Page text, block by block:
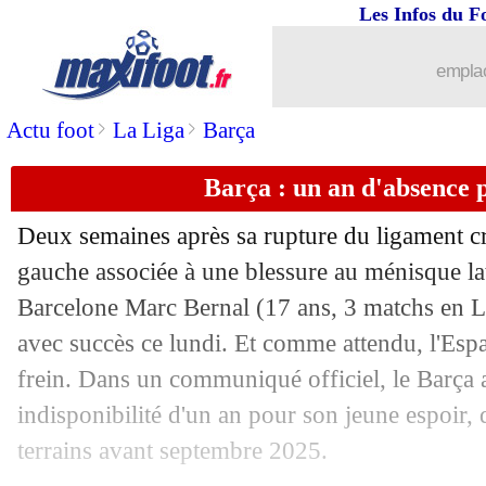
Actu foot> La Liga> Barça
Les Infos du
Barça : un an d'absence
Deux semaines après sa rupture du ligament
gauche associée à une blessure au ménisque
Barcelone Marc Bernal (17 ans, 3 matchs en
avec succès ce lundi. Et comme attendu,
frein. Dans un communiqué officiel, le Barça
indisponibilité d'un an pour son jeune espoir,
terrains avant septembre 2025.
: le Groupama Stadium ne sera
09/09 PSG: Tenas ne voulait que le Barça...
09/09 OM: Garcia, un départ toujours
: Maresca ravi de l'arrivée de
09/09 : le Barça surveille Mingueza
09/09 Croatie: l'indice de Modric sur sa
09/09 CAN 2025: le Sénégal fait plier le
09/09 : le surnom chambreur d'Endrick